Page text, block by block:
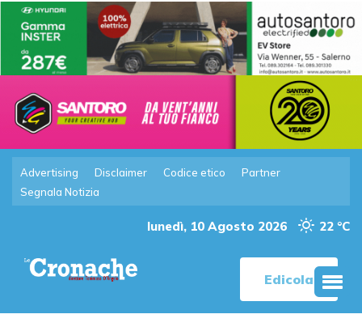
Advertising Disclaimer Codice etico
Partner
Segnala Notizia
lunedì, 10 Agosto 2026 22 °C
Edicola